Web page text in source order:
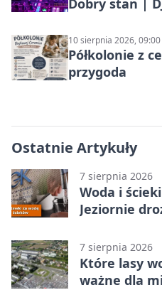
Dobry stan |
10 sierpnia 2026, 09:00
Półkolonie z
przygoda
Ostatnie Artykuły
7 sierpnia 2026
Woda i
Jeziornie
7 sierpnia 2026
Które lasy
ważne dla